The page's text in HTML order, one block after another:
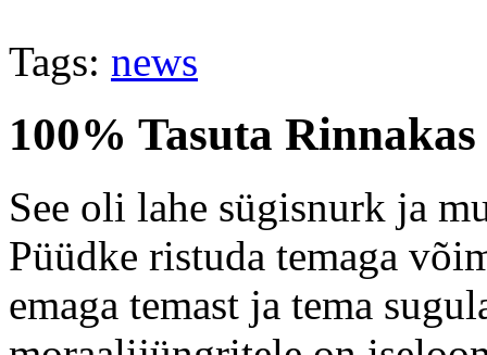
Tags: news
100% Tasuta
See oli lahe sügisnurk ja
Püüdke ristuda temaga
emaga temast ja tema